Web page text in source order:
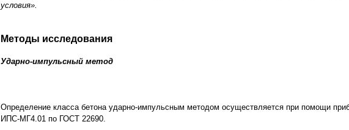
условия».
Методы исследования
Ударно-импульсный метод
Определение класса бетона ударно-импульсным методом осуществляется при помощи
ИПС-МГ4.01 по ГОСТ 22690.